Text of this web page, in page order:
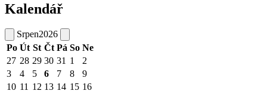
Kalendář
Srpen2026
Po Út St Čt Pá So Ne
27 28 29 30 31 1
2
3
4 5 6 7 8
9
10 11 12 13 14 15 16